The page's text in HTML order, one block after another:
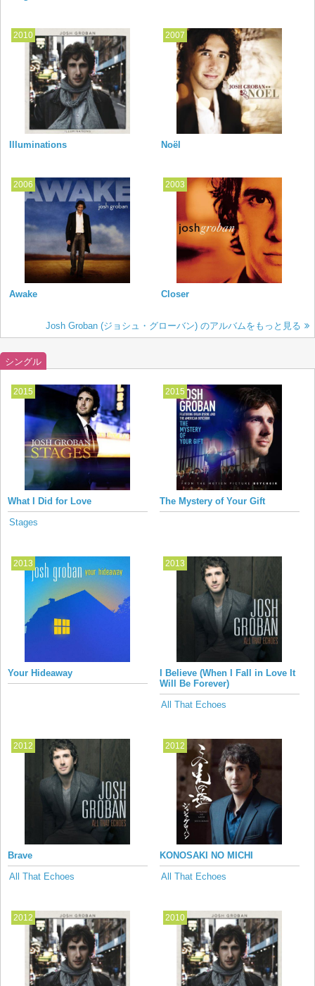
2010
Illuminations
2007
Noël
2006
Awake
2003
Closer
Josh Groban (ジョシュ・グローバン) のアルバムをもっと見る
シングル
2015
What I Did for Love
Stages
2015
The Mystery of Your Gift
2013
Your Hideaway
2013
I Believe (When I Fall in Love It
Will Be Forever)
All That Echoes
2012
Brave
All That Echoes
2012
KONOSAKI NO MICHI
All That Echoes
2012 2010